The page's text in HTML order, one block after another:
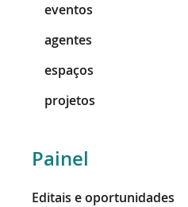
eventos
agentes
espaços
projetos
Painel
Editais e oportunidades